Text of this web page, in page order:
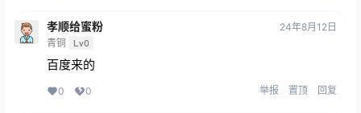
孝顺给蜜粉
青铜 Lv0
24年8月12日
百度来的
0 0 举报 置顶 回复